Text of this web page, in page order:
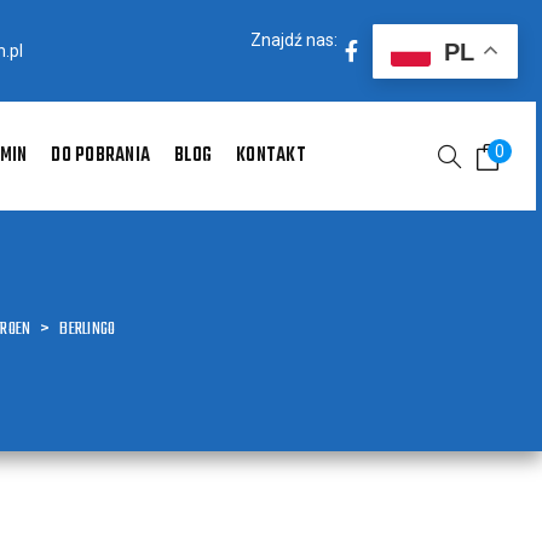
Znajdź nas:
DO POBRANIA BLOG KONTAKT 0
> BERLINGO
PL